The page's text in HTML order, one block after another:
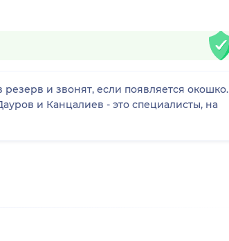
и звонят, если появляется окошко.
и Канцалиев - это специалисты, на